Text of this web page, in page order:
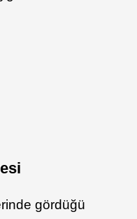
gördüğü